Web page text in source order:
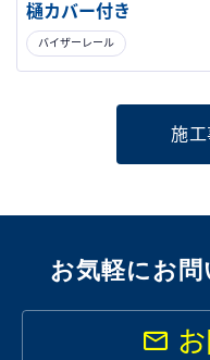
樋カバー付き
バイザーレール
施
お気軽にお問